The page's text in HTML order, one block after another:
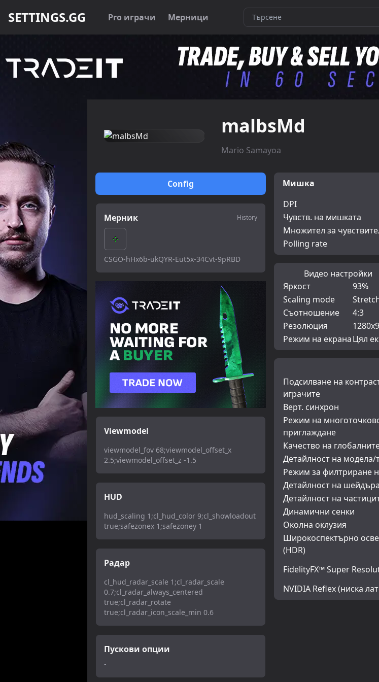
SETTINGS.GG Pro играчи Мерници
malbsMd
Mario Samayoa
Config
Мерник History
CSGO-hHx6b-ukQYR-Eut5x-34Cvt-9pRBD
Viewmodel
viewmodel_fov 68;viewmodel_offset_x
2.5;viewmodel_offset_z -1.5
HUD
hud_scaling 1;cl_hud_color 9;cl_showloadout
true;safezonex 1;safezoney 1
Радар
cl_hud_radar_scale 1;cl_radar_scale
0.7;cl_radar_always_centered
true;cl_radar_rotate
true;cl_radar_icon_scale_min 0.6
Пускови опции
-
Мишка
DPI
Чувств. на мишката
Множител за
Polling rate
Видео настройки
Яркост
93%
Scaling mode
Съотношение
4:3
Резолюция
Режим на екранаЦял
Подсилване на
играчите
Верт. синхрон
Режим на
приглаждане
Качество на
Детайлност на модела/
Режим за филтриране
Детайлност на шейдъра
Детайлност на
Динамични сенки
Околна оклузия
Широкоспектърно
(HDR)
FidelityFX™ Super
NVIDIA Reflex (ниска